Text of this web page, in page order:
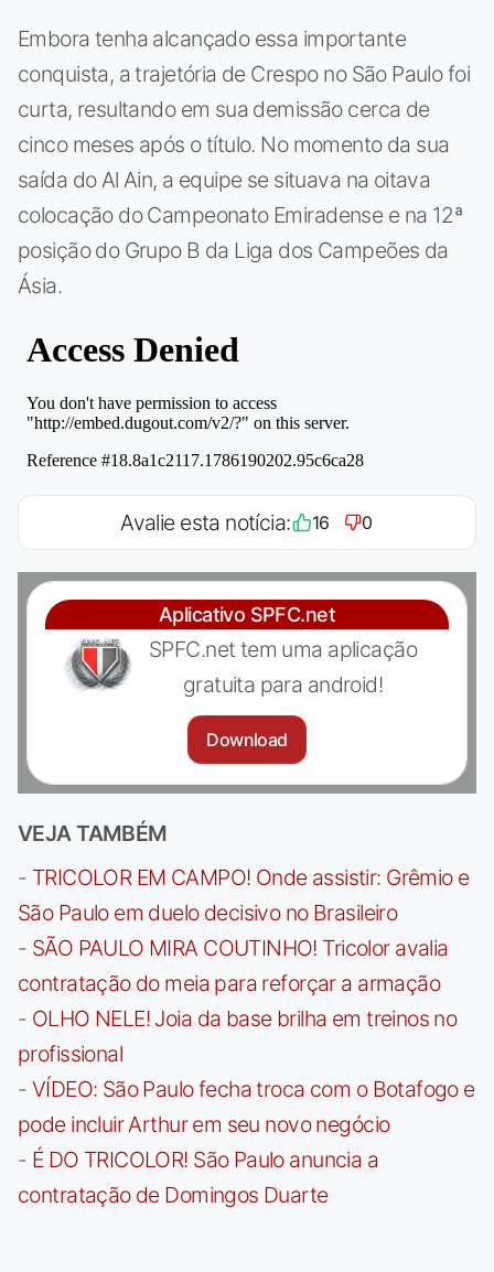
Embora tenha alcançado essa importante
conquista, a trajetória de Crespo no São Paulo foi
curta, resultando em sua demissão cerca de
cinco meses após o título. No momento da sua
saída do Al Ain, a equipe se situava na oitava
colocação do Campeonato Emiradense e na 12ª
posição do Grupo B da Liga dos Campeões da
Ásia.
Avalie esta notícia: 16 0
Aplicativo SPFC.net
SPFC.net tem uma aplicação
gratuita para android!
Download
VEJA TAMBÉM
- TRICOLOR EM CAMPO! Onde assistir: Grêmio e
São Paulo em duelo decisivo no Brasileiro
- SÃO PAULO MIRA COUTINHO! Tricolor avalia
contratação do meia para reforçar a armação
- OLHO NELE! Joia da base brilha em treinos no
profissional
- VÍDEO: São Paulo fecha troca com o Botafogo e
pode incluir Arthur em seu novo negócio
- É DO TRICOLOR! São Paulo anuncia a
contratação de Domingos Duarte